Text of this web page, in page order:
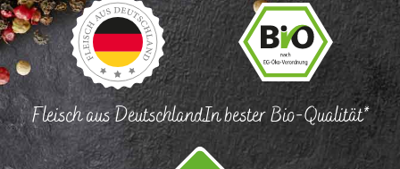
Fleisch aus DeutschlandIn bester Bio-Qualität*